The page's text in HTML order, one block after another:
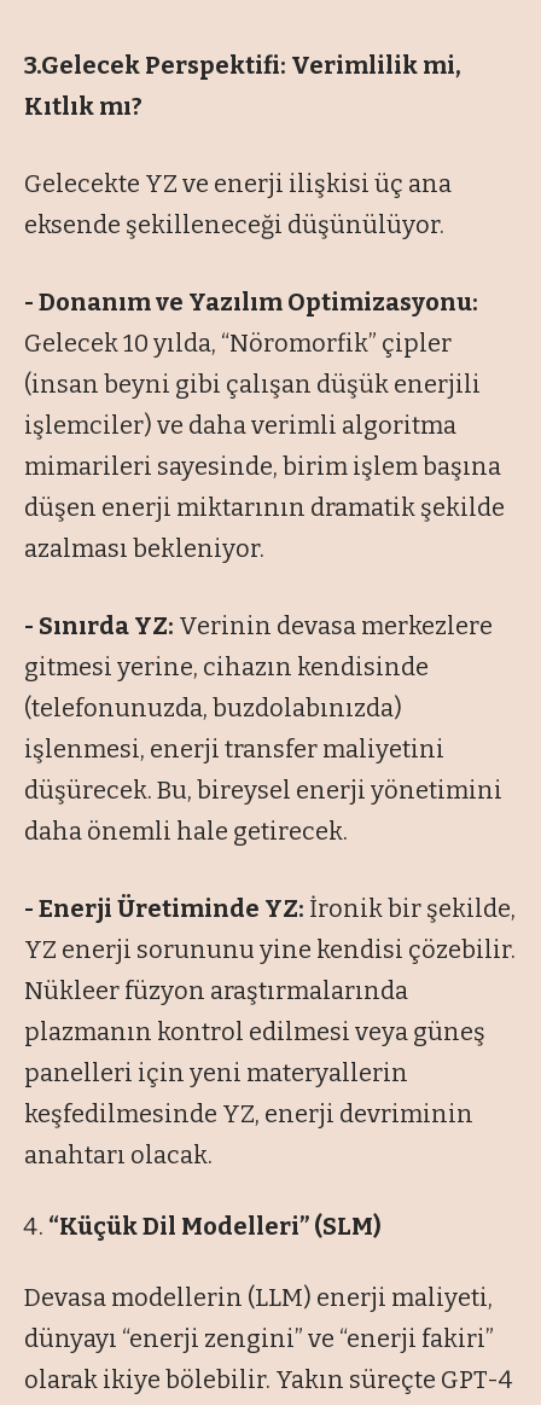
3.Gelecek Perspektifi: Verimlilik mi,
Kıtlık mı?
Gelecekte YZ ve enerji ilişkisi üç ana
eksende şekilleneceği düşünülüyor.
- Donanım ve Yazılım Optimizasyonu:
Gelecek 10 yılda, “Nöromorfik” çipler
(insan beyni gibi çalışan düşük enerjili
işlemciler) ve daha verimli algoritma
mimarileri sayesinde, birim işlem başına
düşen enerji miktarının dramatik şekilde
azalması bekleniyor.
- Sınırda YZ: Verinin devasa merkezlere
gitmesi yerine, cihazın kendisinde
(telefonunuzda, buzdolabınızda)
işlenmesi, enerji transfer maliyetini
düşürecek. Bu, bireysel enerji yönetimini
daha önemli hale getirecek.
- Enerji Üretiminde YZ: İronik bir şekilde,
YZ enerji sorununu yine kendisi çözebilir.
Nükleer füzyon araştırmalarında
plazmanın kontrol edilmesi veya güneş
panelleri için yeni materyallerin
keşfedilmesinde YZ, enerji devriminin
anahtarı olacak.
“Küçük Dil Modelleri” (SLM)
Devasa modellerin (LLM) enerji maliyeti,
dünyayı “enerji zengini” ve “enerji fakiri”
olarak ikiye bölebilir. Yakın süreçte GPT-4